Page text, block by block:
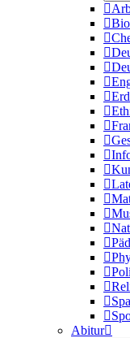






















Abitur